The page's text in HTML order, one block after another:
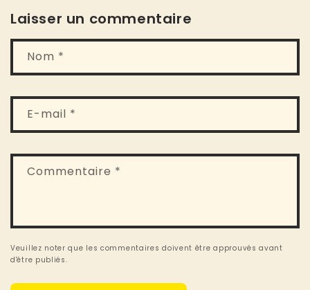
Laisser un commentaire
Nom *
E-mail *
Commentaire *
Veuillez noter que les commentaires doivent être approuvés avant
d'être publiés.